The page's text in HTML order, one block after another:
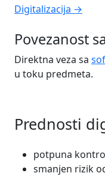
Digitalizacija →
Povezanost
Direktna veza sa
u toku predmeta.
Prednosti
potpuna
smanjen rizik